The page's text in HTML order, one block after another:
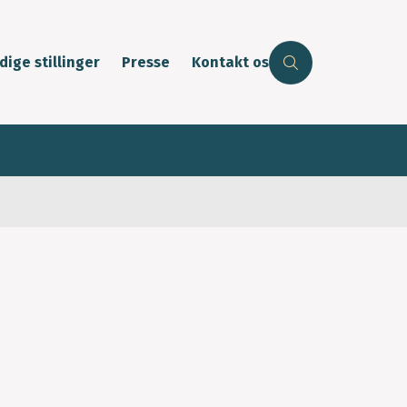
stillinger Presse Kontakt os